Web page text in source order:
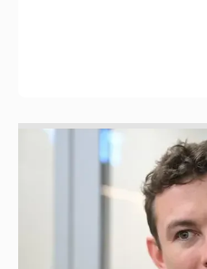
Никита Кологривый